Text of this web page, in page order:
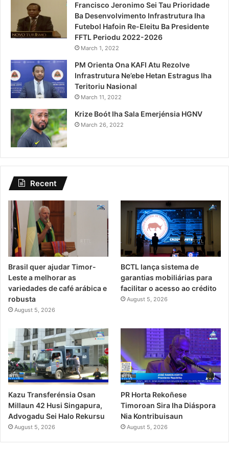
Francisco Jeronimo Sei Tau Prioridade
Ba Desenvolvimento Infrastrutura Iha
Futebol Hafoin Re-Eleitu Ba Presidente
FFTL Periodu 2022-2026
March 1, 2022
PM Orienta Ona KAFI Atu Rezolve
Infrastrutura Ne’ebe Hetan Estragus Iha
Teritoriu Nasional
March 11, 2022
Krize Boót Iha Sala Emerjénsia HGNV
March 26, 2022
Recent
Brasil quer ajudar Timor-
Leste a melhorar as
variedades de café arábica e
robusta
August 5, 2026
BCTL lança sistema de
garantias mobiliárias para
facilitar o acesso ao crédito
August 5, 2026
Kazu Transferénsia Osan
Millaun 42 Husi Singapura,
Advogadu Sei Halo Rekursu
August 5, 2026
PR Horta Rekoñese
Timoroan Sira Iha Diáspora
Nia Kontribuisaun
August 5, 2026